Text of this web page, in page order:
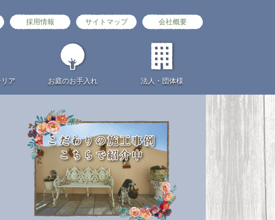
ア お庭のお手入れ 法人・団体様
採用情報 サイトマップ 会社概要